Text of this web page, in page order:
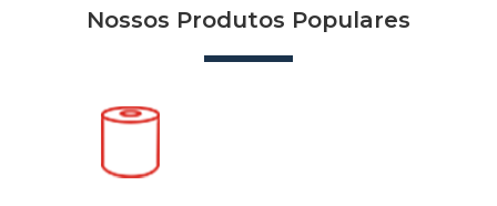
Nossos Produtos Populares